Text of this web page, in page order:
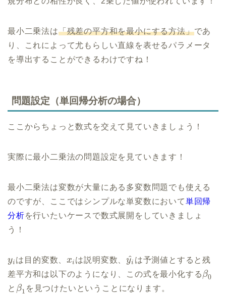
最小二乗法は「残差の平方和を最小にする方法」であ
り、これによって尤もらしい直線を表せるパラメータ
を導出することができるわけですね！
問題設定（単回帰分析の場合）
ここからちょっと数式を交えて見ていきましょう！
実際に最小二乗法の問題設定を見ていきます！
最小二乗法は変数が大量にある多変数問題でも使える
のですが、ここではシンプルな単変数において単回帰
分析を行いたいケースで数式展開をしていきましょ
う！
yi は目的変数、xi は説明変数、yi
^ は予測値とすると残
差平方和は以下のようになり、この式を最小化するβ0
と β1 を見つけたいということになります。